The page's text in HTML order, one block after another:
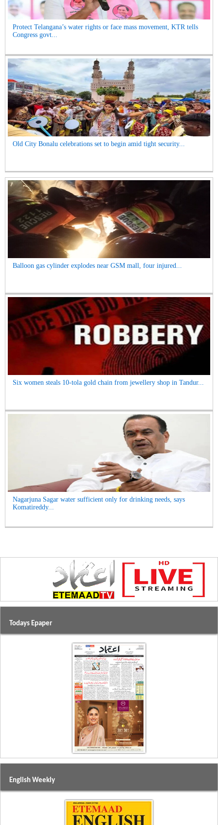
Protect Telangana’s water rights or face mass movement, KTR tells
Congress govt...
Old City Bonalu celebrations set to begin amid tight security...
Balloon gas cylinder explodes near GSM mall, four injured...
Six women steals 10-tola gold chain from jewellery shop in Tandur...
Nagarjuna Sagar water sufficient only for drinking needs, says
Komatireddy...
Todays Epaper
English Weekly